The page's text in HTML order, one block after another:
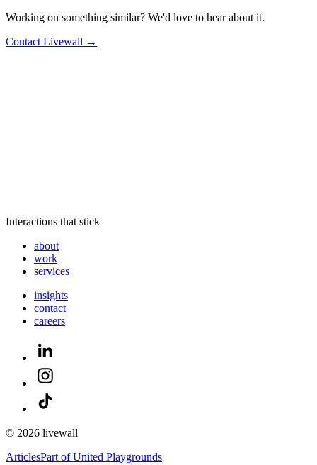
Working on something similar? We'd love to hear about it.
Contact Livewall →
Interactions that stick
about
work
services
insights
contact
careers
© 2026 livewall
ArticlesPart of United Playgrounds